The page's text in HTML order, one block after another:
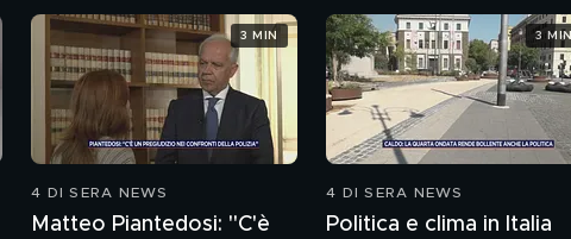
4 DI SERA NEWS
Matteo Piantedosi: "C'è
3 MIN
4 DI SERA NEWS
Politica e clima in Italia
3 MIN